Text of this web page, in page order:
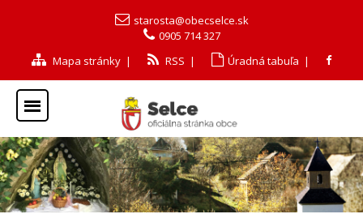
starosta@obecselce.sk
0905 714 327
Mapa stránky | RSS | Úradná tabuľa |